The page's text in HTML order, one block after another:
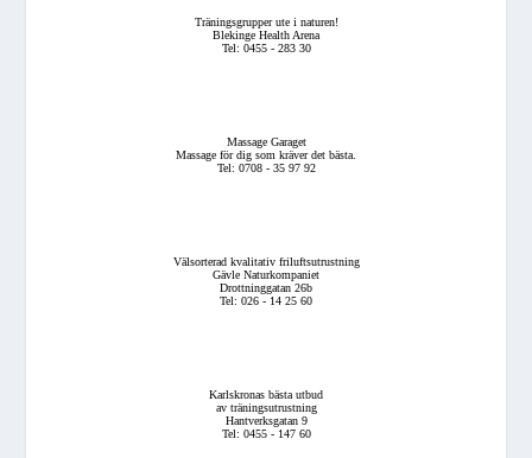
Träningsgrupper ute i naturen!
Blekinge Health Arena
Tel: 0455 - 283 30
Massage Garaget
Massage för dig som kräver det bästa.
Tel: 0708 - 35 97 92
Välsorterad kvalitativ friluftsutrustning
Gävle Naturkompaniet
Drottninggatan 26b
Tel: 026 - 14 25 60
Karlskronas bästa utbud
av träningsutrustning
Hantverksgatan 9
Tel: 0455 - 147 60